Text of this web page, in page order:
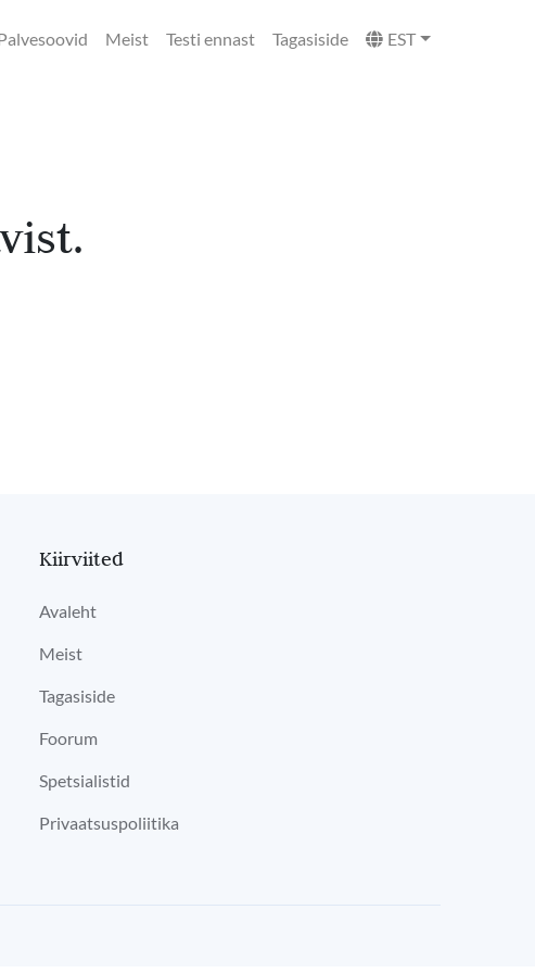
Meist Testi ennast Tagasiside EST
Kiirviited
Avaleht
Meist
Tagasiside
Foorum
Spetsialistid
Privaatsuspoliitika